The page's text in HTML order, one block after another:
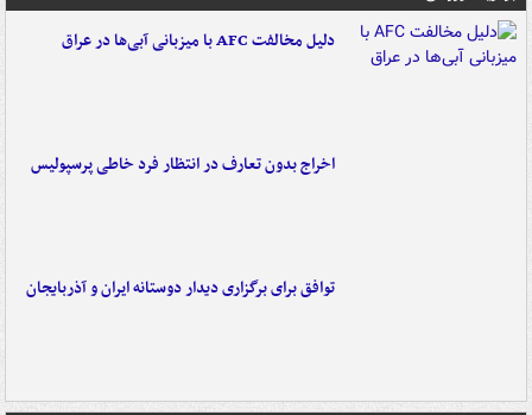
دلیل مخالفت AFC با میزبانی آبی‌ها در عراق
اخراج بدون تعارف در انتظار فرد خاطی پرسپولیس
توافق برای برگزاری دیدار دوستانه ایران و آذربایجان